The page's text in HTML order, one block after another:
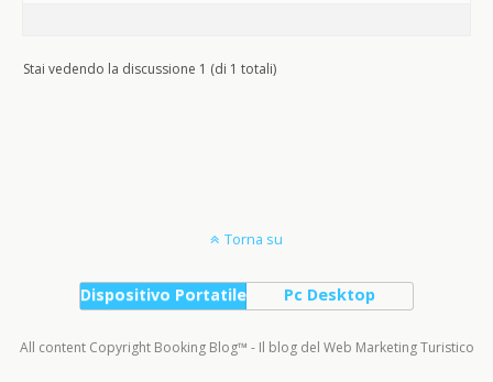
Stai vedendo la discussione 1 (di 1 totali)
Torna su
Dispositivo Portatile Pc Desktop
All content Copyright Booking Blog™ - Il blog del Web Marketing Turistico